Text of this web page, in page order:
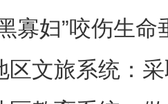
寡妇”咬伤生
区文旅系统：